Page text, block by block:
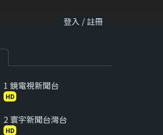
登入 / 註冊
1 鏡電視新聞台
HD
2 寰宇新聞台灣台
HD